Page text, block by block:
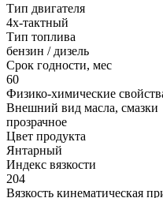
Тип двигателя
4х-тактный
Тип топлива
бензин / дизель
Срок годности, мес
60
Физико-химические
Внешний вид масла, смазки
прозрачное
Цвет продукта
Янтарный
Индекс вязкости
204
Вязкость кинематическая